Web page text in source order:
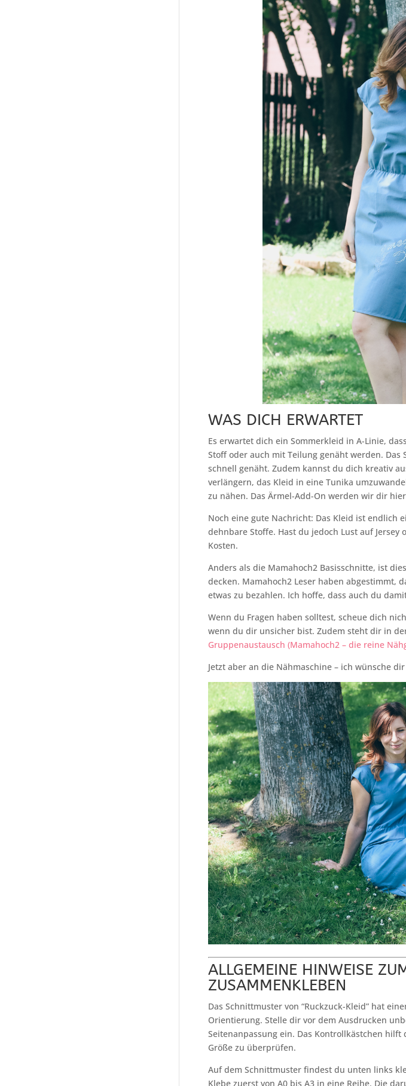
WAS DICH ERWARTET
Es erwartet dich ein Sommerkleid in A-Linie,
Stoff oder auch mit Teilung genäht werden.
schnell genäht. Zudem kannst du dich kreativ
verlängern, das Kleid in eine Tunika
zu nähen. Das Ärmel-Add-On werden wir dir
Noch eine gute Nachricht: Das Kleid ist endlich
dehnbare Stoffe. Hast du jedoch Lust auf
Kosten.
Anders als die Mamahoch2 Basisschnitte, ist
decken. Mamahoch2 Leser haben abgestimmt,
etwas zu bezahlen. Ich hoffe, dass auch du
Wenn du Fragen haben solltest, scheue dich
wenn du dir unsicher bist. Zudem steht dir in
Gruppenaustausch (Mamahoch2 – die reine
Jetzt aber an die Nähmaschine – ich wünsche
ALLGEMEINE HINWEISE
ZUSAMMENKLEBEN
Das Schnittmuster von “Ruckzuck-Kleid” hat
Orientierung. Stelle dir vor dem Ausdrucken
Seitenanpassung ein. Das Kontrollkästchen
Größe zu überprüfen.
Auf dem Schnittmuster findest du unten links
Klebe zuerst von A0 bis A3 in eine Reihe. Die